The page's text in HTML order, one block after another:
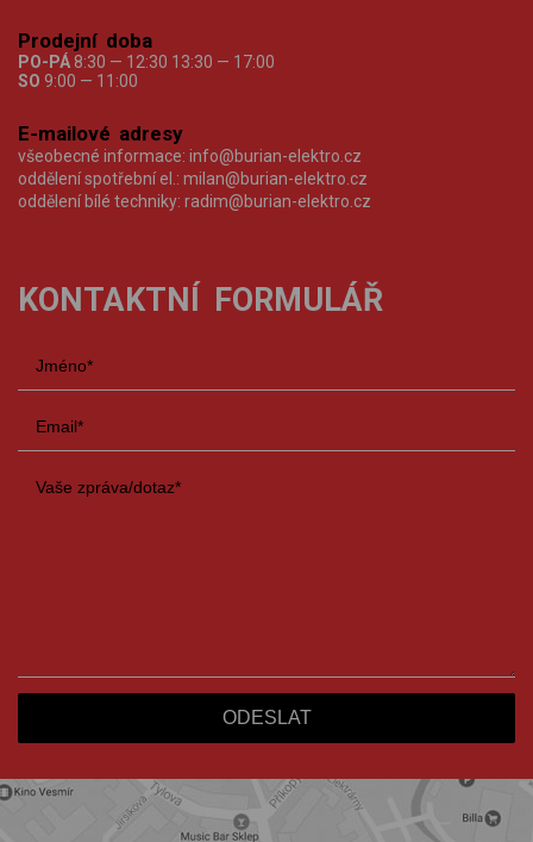
Prodejní doba
PO-PÁ 8:30 — 12:30 13:30 — 17:00
SO 9:00 — 11:00
E-mailové adresy
všeobecné informace: info@burian-elektro.cz
oddělení spotřební el.: milan@burian-elektro.cz
oddělení bílé techniky: radim@burian-elektro.cz
KONTAKTNÍ FORMULÁŘ